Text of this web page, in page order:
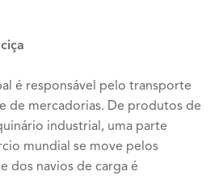
é responsável pelo transporte
de mercadorias. De produtos de
industrial, uma parte
mundial se move pelos
dos navios de carga é